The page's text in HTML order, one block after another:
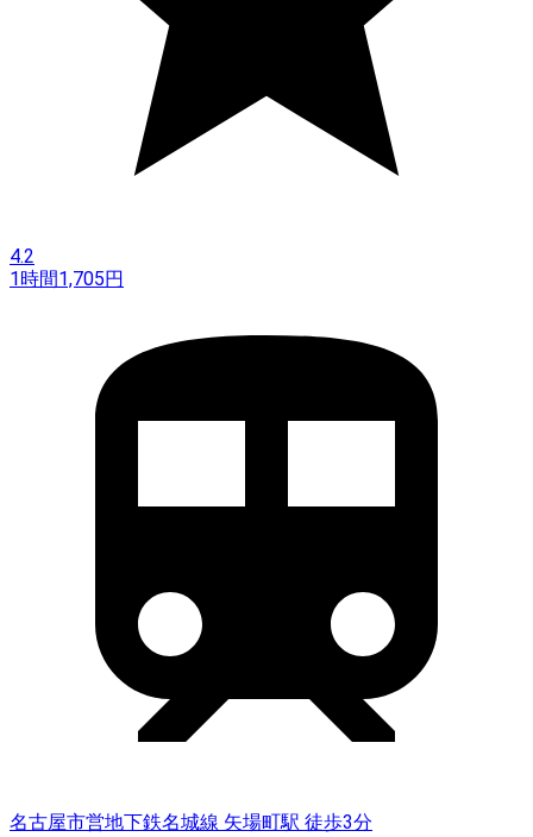
4.2
1時間1,705円
名古屋市営地下鉄名城線 矢場町駅 徒歩3分